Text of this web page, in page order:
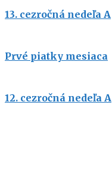
13. cezročná nedeľa A
Prvé piatky mesiaca
12. cezročná nedeľa A